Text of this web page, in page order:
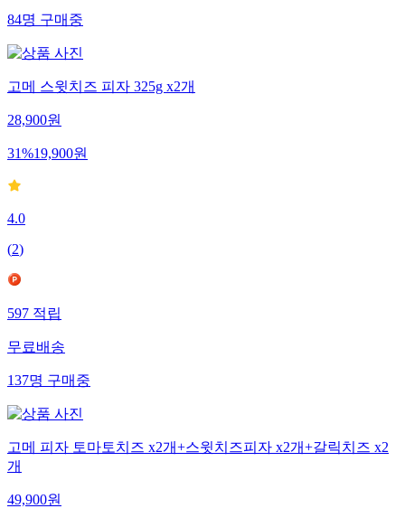
84명구매중
고메 스윗치즈 피자 325g x2개
28,900원
31%19,900원
4.0
(2)
597적립
무료배송
137명구매중
고메 피자 토마토치즈 x2개+스윗치즈피자 x2개+갈릭치즈 x2
개
49,900원